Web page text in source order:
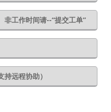
作时间请--“提交工单”
远程协助）